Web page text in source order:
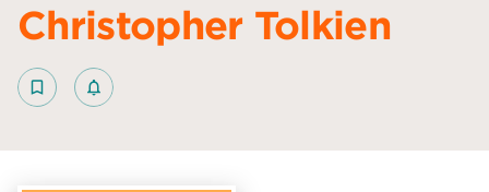
Christopher Tolkien
bookmark_border notifications_none_outlined